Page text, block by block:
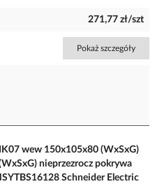
271,77 zł/szt
Pokaż szczegóły
wew 150x105x80 (WxSxG)
nieprzezrocz pokrywa
Schneider Electric